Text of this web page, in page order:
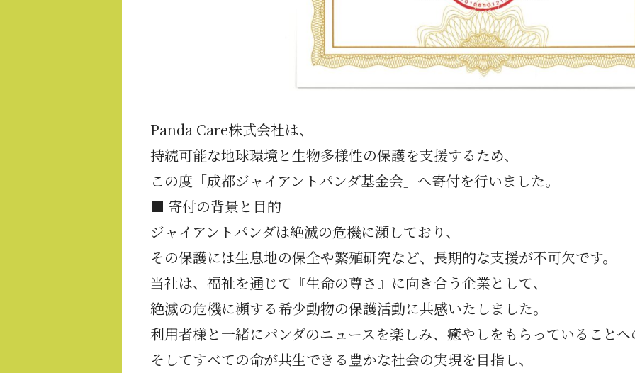
Panda Care株式会社は、
持続可能な地球環境と生物多様性の保護を支援するため、
この度「成都ジャイアントパンダ基金会 」へ寄付を行いました。
■ 寄付の背景と目的
ジャイアントパンダは絶滅の危機に瀕しており、
その保護には生息地の保全や繁殖研究など、長期的な支援が不可欠です。
当社は、福祉を通じて『生命の尊さ』に向き合う企業として、
絶滅の危機に瀕する希少動物の保護活動に共感いたしました。
利用者様と一緒にパンダのニュースを楽しみ、癒やしをもらっていること
そしてすべての命が共生できる豊かな社会の実現を目指し、